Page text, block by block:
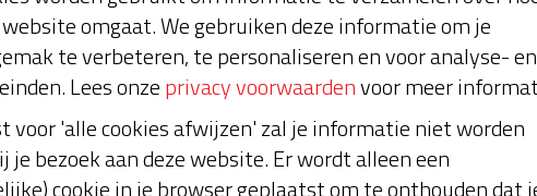
Nieuws
omgaat. We gebruiken deze informatie om je
te verbeteren, te personaliseren en voor analyse- en
Lees onzeprivacy voorwaardenvoor meer
voor 'alle cookies afwijzen' zal je informatie niet worden
je bezoek aan deze website. Er wordt alleen een
cookie in je browser geplaatst om te onthouden dat